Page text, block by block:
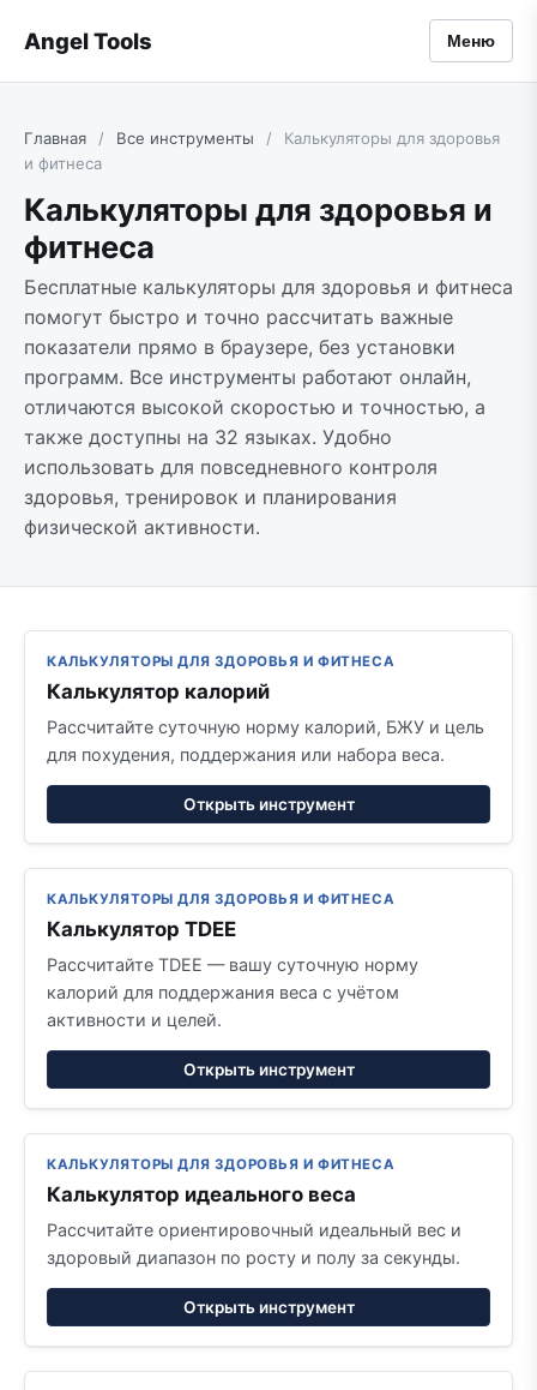
Angel Tools Меню
Главная / Все инструменты /
Калькуляторы для здоровья
и фитнеса
Калькуляторы для здоровья и
фитнеса
Бесплатные калькуляторы для здоровья и фитнеса
помогут быстро и точно рассчитать важные
показатели прямо в браузере, без установки
программ. Все инструменты работают онлайн,
отличаются высокой скоростью и точностью, а
также доступны на 32 языках. Удобно
использовать для повседневного контроля
здоровья, тренировок и планирования
физической активности.
КАЛЬКУЛЯТОРЫ ДЛЯ ЗДОРОВЬЯ И ФИТНЕСА
Калькулятор калорий
Рассчитайте суточную норму калорий, БЖУ и цель
для похудения, поддержания или набора веса.
Открыть инструмент
КАЛЬКУЛЯТОРЫ ДЛЯ ЗДОРОВЬЯ И ФИТНЕСА
Калькулятор TDEE
Рассчитайте TDEE — вашу суточную норму
калорий для поддержания веса с учётом
активности и целей.
Открыть инструмент
КАЛЬКУЛЯТОРЫ ДЛЯ ЗДОРОВЬЯ И ФИТНЕСА
Калькулятор идеального веса
Рассчитайте ориентировочный идеальный вес и
здоровый диапазон по росту и полу за секунды.
Открыть инструмент